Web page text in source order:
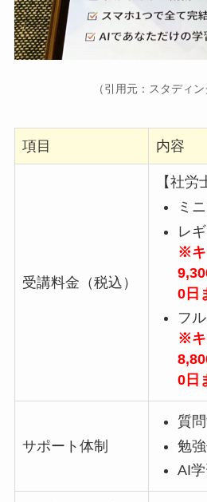
（引用元：スタディン
項目 内容
受講料金（税込）
【社労
ミ
レ
※キ
0日
フ
※キ
0日
サポート体制
質
勉
AI